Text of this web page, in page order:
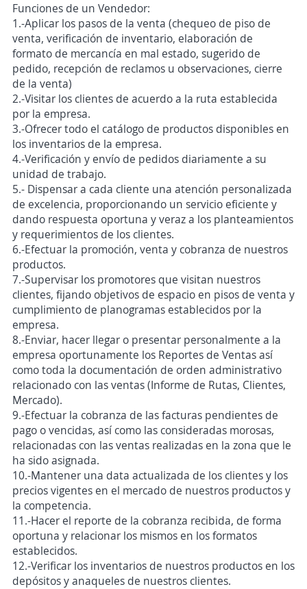
Funciones de un Vendedor:
1.-Aplicar los pasos de la venta (chequeo de piso de
venta, verificación de inventario, elaboración de
formato de mercancía en mal estado, sugerido de
pedido, recepción de reclamos u observaciones, cierre
de la venta)
2.-Visitar los clientes de acuerdo a la ruta establecida
por la empresa.
3.-Ofrecer todo el catálogo de productos disponibles en
los inventarios de la empresa.
4.-Verificación y envío de pedidos diariamente a su
unidad de trabajo.
5.- Dispensar a cada cliente una atención personalizada
de excelencia, proporcionando un servicio eficiente y
dando respuesta oportuna y veraz a los planteamientos
y requerimientos de los clientes.
6.-Efectuar la promoción, venta y cobranza de nuestros
productos.
7.-Supervisar los promotores que visitan nuestros
clientes, fijando objetivos de espacio en pisos de venta y
cumplimiento de planogramas establecidos por la
empresa.
8.-Enviar, hacer llegar o presentar personalmente a la
empresa oportunamente los Reportes de Ventas así
como toda la documentación de orden administrativo
relacionado con las ventas (Informe de Rutas, Clientes,
Mercado).
9.-Efectuar la cobranza de las facturas pendientes de
pago o vencidas, así como las consideradas morosas,
relacionadas con las ventas realizadas en la zona que le
ha sido asignada.
10.-Mantener una data actualizada de los clientes y los
precios vigentes en el mercado de nuestros productos y
la competencia.
11.-Hacer el reporte de la cobranza recibida, de forma
oportuna y relacionar los mismos en los formatos
establecidos.
12.-Verificar los inventarios de nuestros productos en los
depósitos y anaqueles de nuestros clientes.